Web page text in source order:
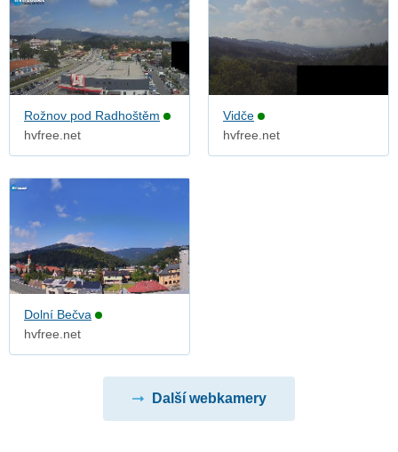
Rožnov pod Radhoštěm
hvfree.net
Vidče
hvfree.net
Dolní Bečva
hvfree.net
Další webkamery